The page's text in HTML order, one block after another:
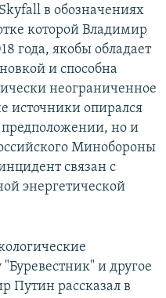
в обозначениях
которой Владимир
года, якобы обладает
и способна
неограниченное
источники опирался
но и
Минобороны
связан с
энергетической
и другое
Путин рассказал в